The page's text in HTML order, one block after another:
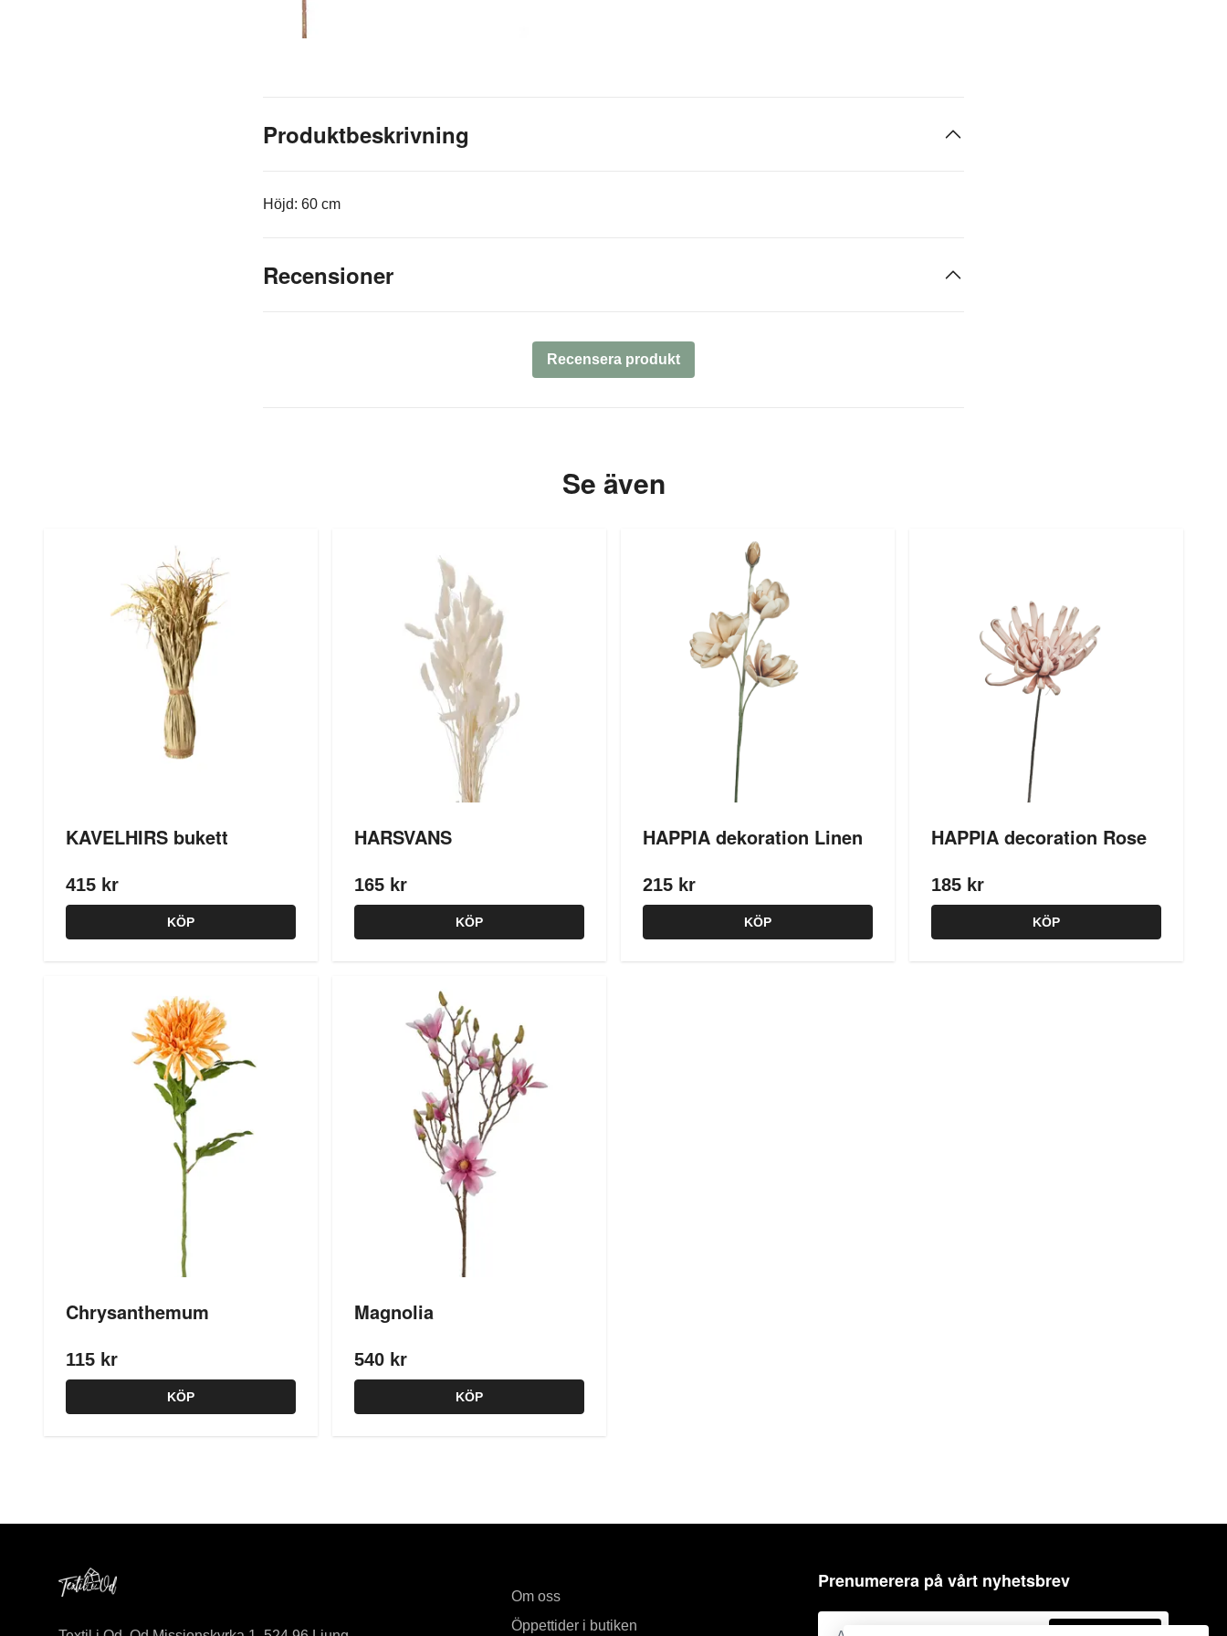
Produktbeskrivning
Höjd: 60 cm
Recensioner
Recensera produkt
Se även
KAVELHIRS bukett
415 kr
KÖP
HARSVANS
165 kr
KÖP
HAPPIA dekoration Linen
215 kr
KÖP
HAPPIA decoration Rose
185 kr
KÖP
Chrysanthemum
115 kr
KÖP
Magnolia
540 kr
KÖP
Om oss
Öppettider i butiken
Prenumerera på vårt nyhetsbrev